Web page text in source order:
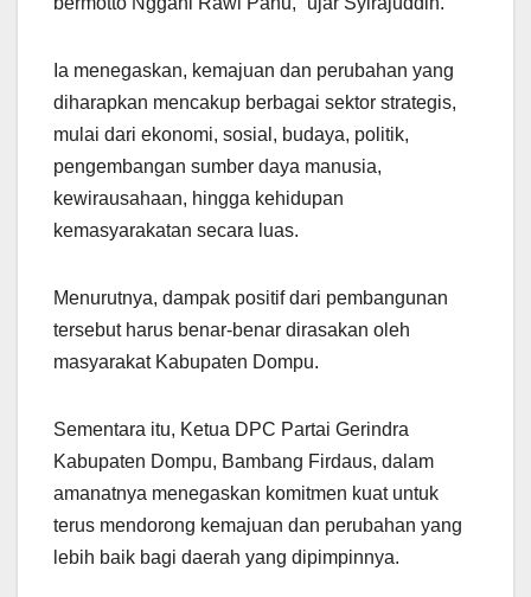
Ia menegaskan, kemajuan dan perubahan yang
diharapkan mencakup berbagai sektor strategis,
mulai dari ekonomi, sosial, budaya, politik,
pengembangan sumber daya manusia,
kewirausahaan, hingga kehidupan
kemasyarakatan secara luas.
Menurutnya, dampak positif dari pembangunan
tersebut harus benar-benar dirasakan oleh
masyarakat Kabupaten Dompu.
Sementara itu, Ketua DPC Partai Gerindra
Kabupaten Dompu, Bambang Firdaus, dalam
amanatnya menegaskan komitmen kuat untuk
terus mendorong kemajuan dan perubahan yang
lebih baik bagi daerah yang dipimpinnya.